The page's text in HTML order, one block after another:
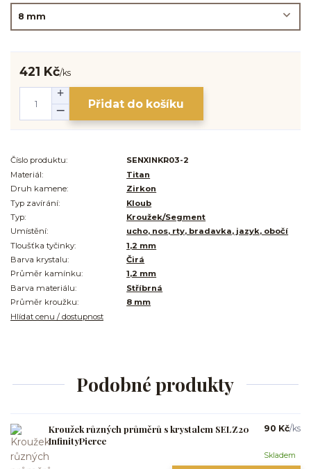
421 Kč/ks
Přidat do košíku
Číslo produktu:
SENXINKR03-2
Materiál:
Titan
Druh kamene:
Zirkon
Typ zavírání:
Kloub
Typ:
Kroužek/Segment
Umístění:
ucho, nos, rty, bradavka, jazyk, obočí
Tloušťka tyčinky:
1,2 mm
Barva krystalu:
Čirá
Průměr kamínku:
1,2 mm
Barva materiálu:
Stříbrná
Průměr kroužku:
8 mm
Hlídat cenu / dostupnost
Podobné produkty
Kroužek různých průměrů s krystalem SELZ20
InfinityPierce
90 Kč/ks
Skladem